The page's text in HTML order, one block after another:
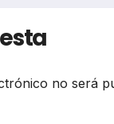
no será